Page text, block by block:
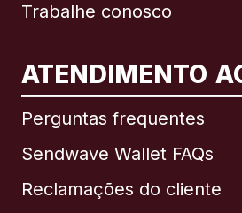
Trabalhe conosco
ATENDIMENTO
Perguntas frequentes
Sendwave Wallet FAQs
Reclamações do cliente
Internacional
Brasil